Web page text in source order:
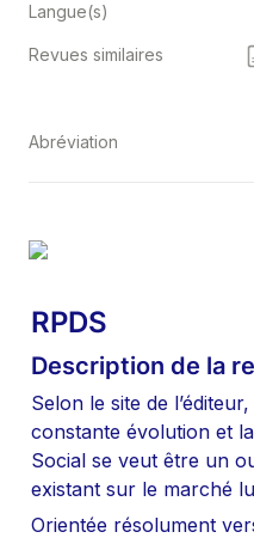
Langue(s)
Revues similaires
Abréviation
RPDS
Description de la
Selon le site de
constante évolution et
Social se veut être un
existant sur le marché
Orientée résolument